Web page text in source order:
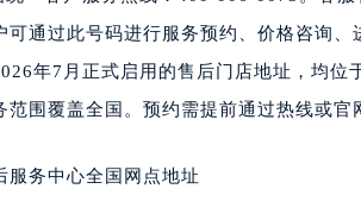
中山区人民路15号国际金融大厦7层G室
禅城区季华五路57号万科金融中心C座
东城街道鸿福东路1号民盈国贸中心T1写
梁溪区人民中路139号恒隆广场写字楼1
苏州工业园区星港街199号苏州中心办公
可通过此号码进行服务预约、价格咨询
年7月正式启用的售后门店地址，均
范围覆盖全国。预约需提前通过热线或官
服务中心全国网点地址